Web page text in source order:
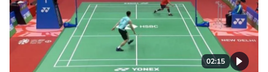
02:15